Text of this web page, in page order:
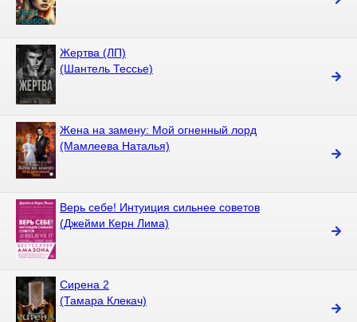
Жертва (ЛП)
(Шантель Тессье)
Жена на замену: Мой огненный лорд
(Мамлеева Наталья)
Верь себе! Интуиция сильнее советов
(Джейми Керн Лима)
Сирена 2
(Тамара Клекач)